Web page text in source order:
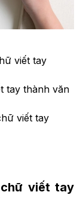
viết tay
tay thành văn
viết tay
viết tay